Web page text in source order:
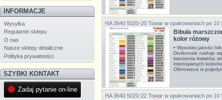
INFORMACJE
Wysyłka
Regulamin sklepu
O nas
Nasze sklepy detaliczne
Polityka prywatności
SZYBKI KONTAKT
Zadaj pytanie on-line
HA 3640 5020-20 Towar w opakowaniach po 10
Bibuła
kolor różowy
• Wysokiej jakości
Doskonale nadaje
tworzenia kwiatów,
intensywnych
Oferowana w
HA 3640 5020-22 Towar w opakowaniach po 10